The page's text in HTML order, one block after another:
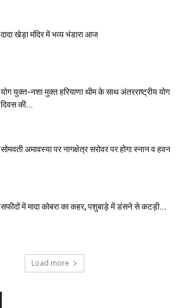
दादा खेड़ा मंदिर में भव्य भंडारा आज
योग युक्त-नशा मुक्त हरियाणा थीम के साथ अंतरराष्ट्रीय योग
दिवस की...
सोमवती अमावस्या पर नागक्षेत्र सरोवर पर होगा स्नान व हवन
सफीदों में मादा कोबरा का कहर, पशुबाड़े में डंसने से कटड़ी...
Load more